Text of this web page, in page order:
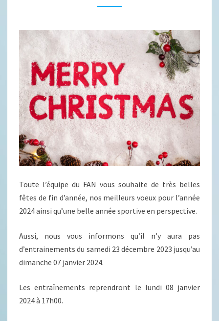
Toute l’équipe du FAN vous souhaite de très belles
fêtes de fin d’année, nos meilleurs voeux pour l’année
2024 ainsi qu’une belle année sportive en perspective.
Aussi, nous vous informons qu’il n’y aura pas
d’entrainements du samedi 23 décembre 2023 jusqu’au
dimanche 07 janvier 2024.
Les entraînements reprendront le lundi 08 janvier
2024 à 17h00.